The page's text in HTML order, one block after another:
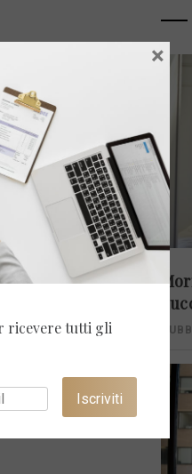
ricevere tutti gli
×